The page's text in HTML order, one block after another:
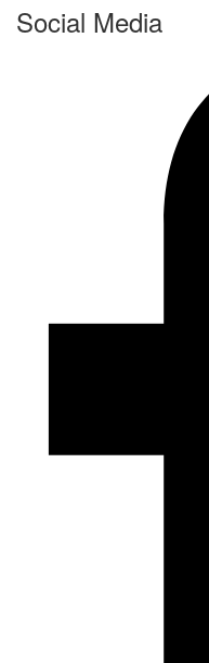
Social Media